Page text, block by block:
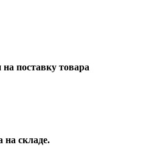
на поставку товара
на складе.